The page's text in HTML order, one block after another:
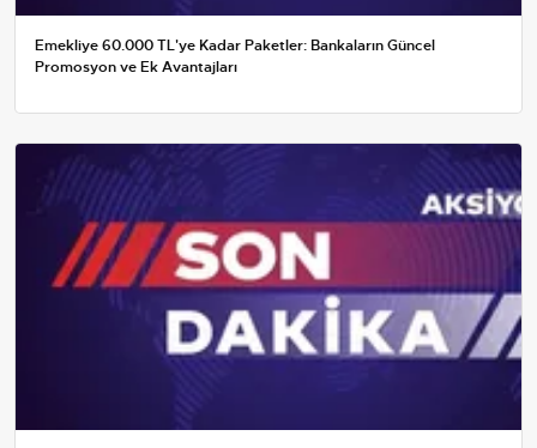
Emekliye 60.000 TL'ye Kadar Paketler: Bankaların Güncel
Promosyon ve Ek Avantajları